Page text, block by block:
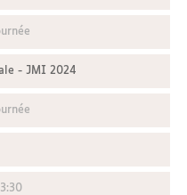
- JMI 2024